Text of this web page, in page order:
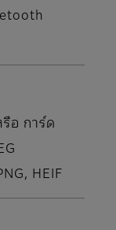
อ การ์ด
HEIF